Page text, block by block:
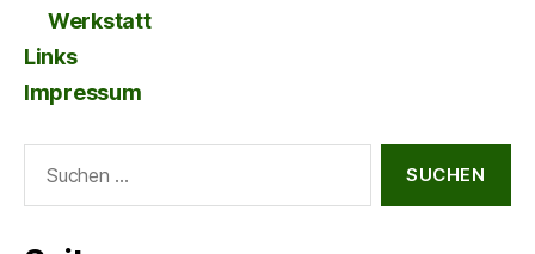
Werkstatt
Links
Impressum
nach: